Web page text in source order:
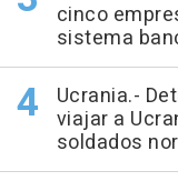
cinco
sistema
Ucrania.-
viajar a
soldados